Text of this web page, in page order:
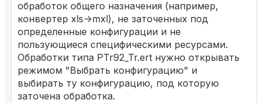
обработок общего назначения (например,
конвертер xls->mxl), не заточенных под
определенные конфигурации и не
пользующиеся специфическими ресурсами.
Обработки типа PTr92_Tr.ert нужно открывать
режимом "Выбрать конфигурацию" и
выбирать ту конфигурацию, под которую
заточена обработка.